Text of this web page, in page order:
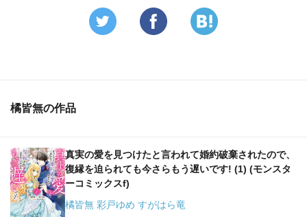
橘皆無の作品
真実の愛を見つけたと言われて婚約破棄されたので、
復縁を迫られても今さらもう遅いです! (1) (モンスタ
ーコミックスf)
橘皆無 彩戸ゆめ すがはら竜